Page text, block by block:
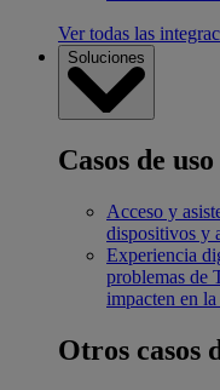
Ver todas las
Soluciones
Casos de
Acceso y
dispositivos y
Experiencia
problemas de
impacten en
Otros casos